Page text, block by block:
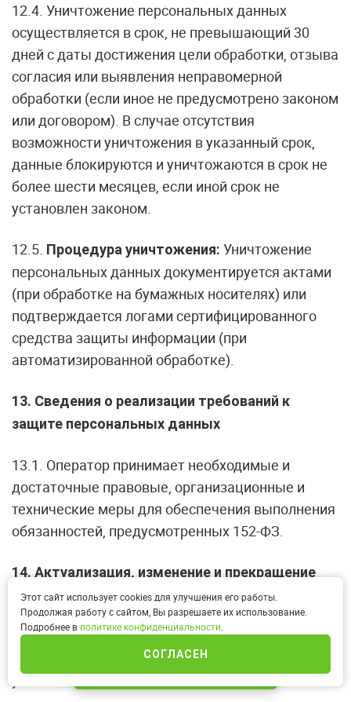
12.4. Уничтожение персональных данных
осуществляется в срок, не превышающий 30
дней с даты достижения цели обработки, отзыва
согласия или выявления неправомерной
обработки (если иное не предусмотрено законом
или договором). В случае отсутствия
возможности уничтожения в указанный срок,
данные блокируются и уничтожаются в срок не
более шести месяцев, если иной срок не
установлен законом.
12.5. Процедура уничтожения: Уничтожение
персональных данных документируется актами
(при обработке на бумажных носителях) или
подтверждается логами сертифицированного
средства защиты информации (при
автоматизированной обработке).
13. Сведения о реализации требований к
защите персональных данных
13.1. Оператор принимает необходимые и
достаточные правовые, организационные и
технические меры для обеспечения выполнения
обязанностей, предусмотренных 152-ФЗ.
14. Актуализация, изменение и прекращение
действия Политики
14.1. Оператор имеет право вносить изменения в
настоящую Политику. При внесении изменений
указывается дата последнего обновления.
Этот сайт использует cookies для улучшения его работы.
Продолжая работу с сайтом, Вы разрешаете их использование.
Подробнее в политике конфиденциальности
СОГЛАСЕН